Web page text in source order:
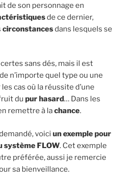
de son personnage en
de ce dernier,
circonstancesdans lesquels se
sans dés, mais il est
de n’importe quel type ou une
cas où la réussite d’une
du pur hasard… Dans les
remettre à lachance.
voici un exemple pour
système FLOW. Cet exemple
préférée, aussi je remercie
sa bienveillance.